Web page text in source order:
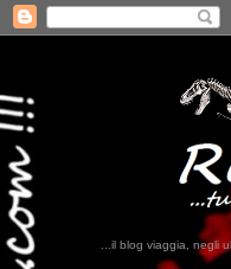
...il blog viaggia, negli
...qui trovate il